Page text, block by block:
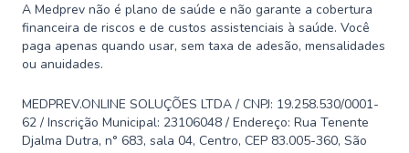
A Medprev não é plano de saúde e não garante a cobertura
financeira de riscos e de custos assistenciais à saúde. Você
paga apenas quando usar, sem taxa de adesão, mensalidades
ou anuidades.
MEDPREV.ONLINE SOLUÇÕES LTDA / CNPJ: 19.258.530/0001-
62 / Inscrição Municipal: 23106048 / Endereço: Rua Tenente
Djalma Dutra, n° 683, sala 04, Centro, CEP 83.005-360, São